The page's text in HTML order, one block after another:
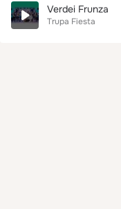
Verdei Frunza
Trupa Fiesta